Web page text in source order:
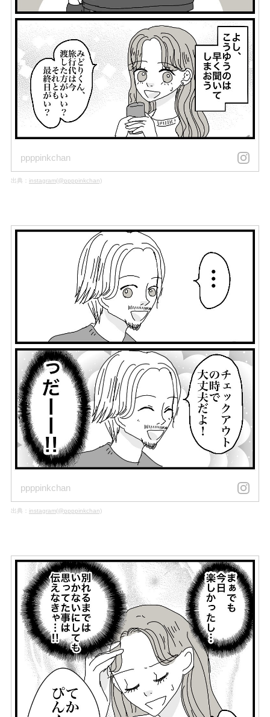
ppppinkchan
出典： instagram(@ppppinkchan)
ppppinkchan
出典： instagram(@ppppinkchan)